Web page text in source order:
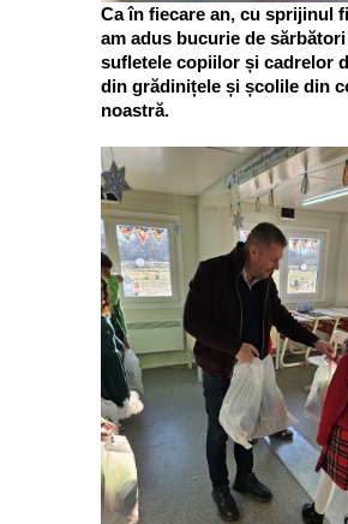
Ca în fiecare an, cu sprijinul
am adus bucurie de
sufletele copiilor și cadrelor
din grădinițele și școlile din
noastră.